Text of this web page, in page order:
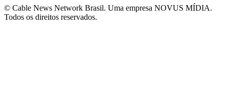
© Cable News Network Brasil. Uma empresa NOVUS MÍDIA.
Todos os direitos reservados.